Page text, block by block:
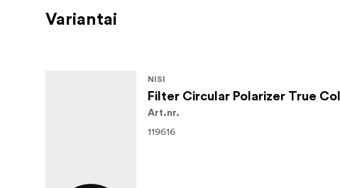
Variantai
NISI
Filter Circular Polarizer True
Art.nr.
119616